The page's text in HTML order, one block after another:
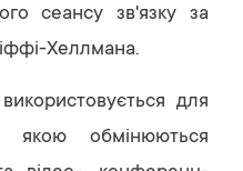
сеансу зв'язку за
Хеллмана.
для
якою обмінюються